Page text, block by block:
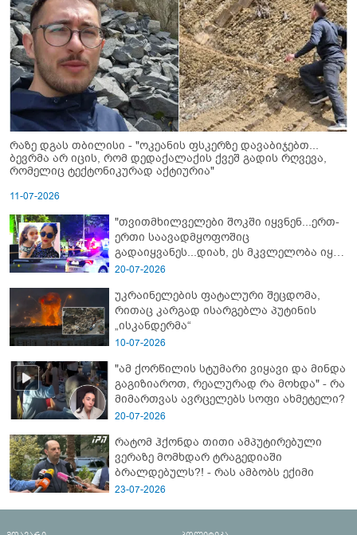
რაზე დგას თბილისი - "ოკეანის ფსკერზე დავაბიჯებთ...
ბევრმა არ იცის, რომ დედაქალაქის ქვეშ გადის რღვევა,
რომელიც ტექტონიკურად აქტიურია"
11-07-2026
"თვითმხილველები შოკში იყვნენ...ერთ-
ერთი საავადმყოფოშიც
გადაიყვანეს...დიახ, ეს მკვლელობა იყო"
- გორში დატრიალებული ტრაგედიის
20-07-2026
უკრაინელების ფატალური შეცდომა,
რითაც კარგად ისარგებლა პუტინის
„ისკანდერმა“
10-07-2026
"ამ ქორწილის სტუმარი ვიყავი და მინდა
გაგიზიაროთ, რეალურად რა მოხდა" - რა
მიმართვას ავრცელებს სოფი ახმეტელი?
20-07-2026
რატომ ჰქონდა თითი ამპუტირებული
ვერაზე მომხდარ ტრაგედიაში
ბრალდებულს?! - რას ამბობს ექიმი
23-07-2026